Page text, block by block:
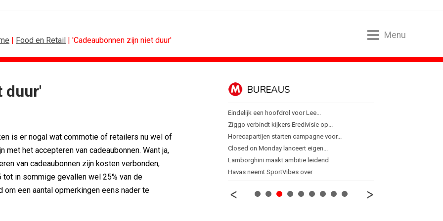
| Food en Retail | 'Cadeaubonnen zijn niet duur'
Menu
duur'
is er nogal wat commotie of retailers nu wel of
met het accepteren van cadeaubonnen. Want ja,
van cadeaubonnen zijn kosten verbonden,
tot in sommige gevallen wel 25% van de
om een aantal opmerkingen eens nader te
klant als...
hun...
premium
als...
Special Ops bouwt merk rond...
De marketingwereld optimaliseert...
De marketingkracht van De...
Marketingtransfers week 28, 2026
BUREAUS
Eindelijk een hoofdrol voor Lee...
Ziggo verbindt kijkers Eredivisie op...
Horecapartijen starten campagne voor...
Closed on Monday lanceert eigen...
Lamborghini maakt ambitie leidend
Havas neemt SportVibes over